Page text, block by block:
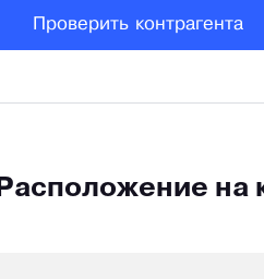
Проверить контрагента
Расположение на